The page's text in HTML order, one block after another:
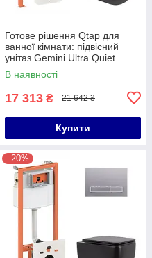
Готове рішення Qtap для
ванної кімнати: підвісний
унітаз Gemini Ultra Quiet
530х365х373 + комплект
інсталяції Nest 4 в 1 (кругла
В наявності
17 313 ₴ 21 642 ₴
Купити
–20%